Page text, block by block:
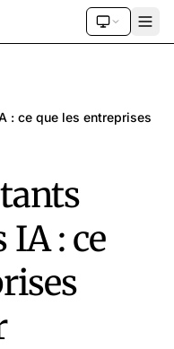
: ce que les entreprises
: ce